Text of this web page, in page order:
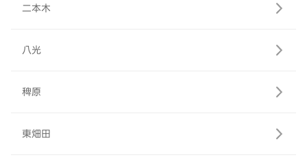
二本木
八光
稗原
東畑田